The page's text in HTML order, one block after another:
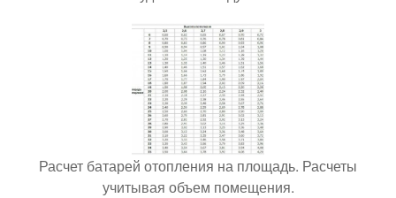
Расчет батарей отопления на площадь. Расчеты
учитывая объем помещения.